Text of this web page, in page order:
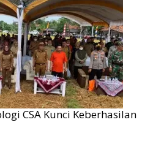
CSA Kunci Keberhasilan